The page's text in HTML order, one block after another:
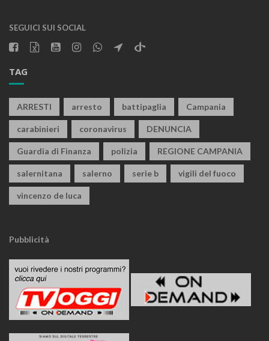
SEGUICI SUI SOCIAL
TAG
ARRESTI arresto battipaglia Campania
carabinieri coronavirus DENUNCIA
Guardia di Finanza polizia REGIONE CAMPANIA
salernitana salerno serie b vigili del fuoco
vincenzo de luca
Pubblicità